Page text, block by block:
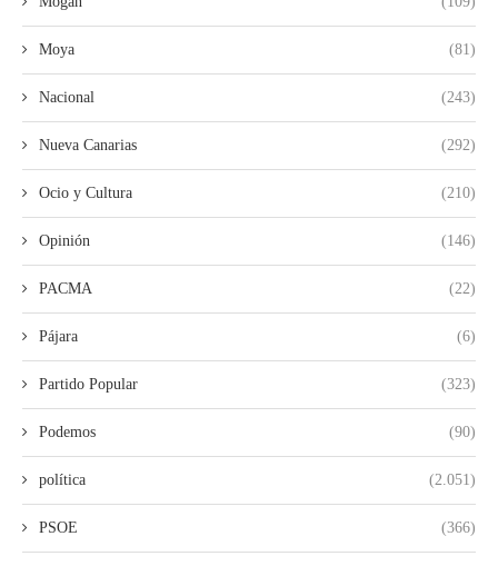
Moya (81)
Nacional (243)
Nueva Canarias (292)
Ocio y Cultura (210)
Opinión (146)
PACMA (22)
Pájara (6)
Partido Popular (323)
Podemos (90)
política (2.051)
PSOE (366)